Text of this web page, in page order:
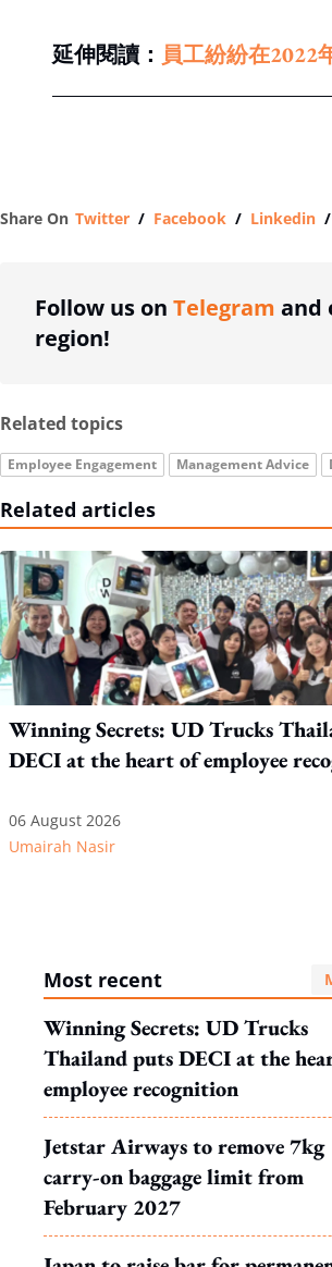
延伸閱讀： 員工紛紛在2022
Share On Twitter / Facebook / Linkedin /
Follow us on Telegram and
region!
Related topics
Employee Engagement Management Advice
Related articles
Winning Secrets: UD Trucks
DECI at the heart of employee
06 August 2026
Umairah Nasir
Most recent
Winning Secrets: UD Trucks
Thailand puts DECI at the
employee recognition
Jetstar Airways to remove 7kg
carry-on baggage limit from
February 2027